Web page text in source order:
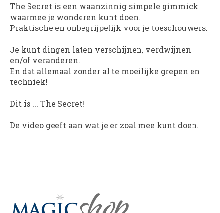
The Secret is een waanzinnig simpele gimmick
waarmee je wonderen kunt doen.
Praktische en onbegrijpelijk voor je toeschouwers.
Je kunt dingen laten verschijnen, verdwijnen
en/of veranderen.
En dat allemaal zonder al te moeilijke grepen en
techniek!
Dit is ... The Secret!
De video geeft aan wat je er zoal mee kunt doen.